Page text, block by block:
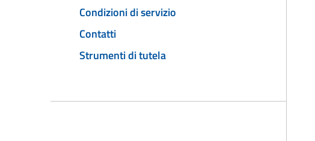
Condizioni di servizio
Contatti
Strumenti di tutela